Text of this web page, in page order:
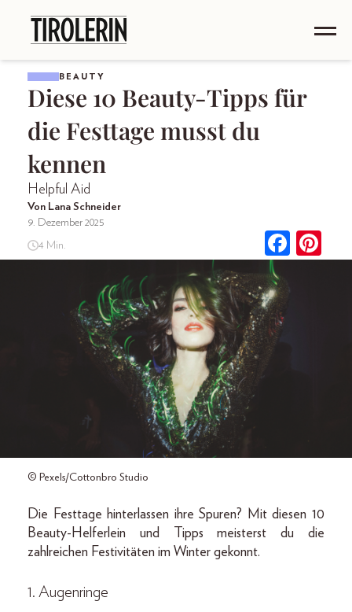
BEAUTY
Diese 10 Beauty-Tipps für
die Festtage musst du
kennen
Helpful Aid
Von Lana Schneider
9. Dezember 2025
4 Min.
© Pexels/Cottonbro Studio
Die Festtage hinterlassen ihre Spuren? Mit diesen 10
Beauty-Helferlein und Tipps meisterst du die
zahlreichen Festivitäten im Winter gekonnt.
1. Augenringe